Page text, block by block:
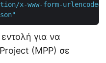
x-www-form-urlencoded"
για να
(MPP) σε